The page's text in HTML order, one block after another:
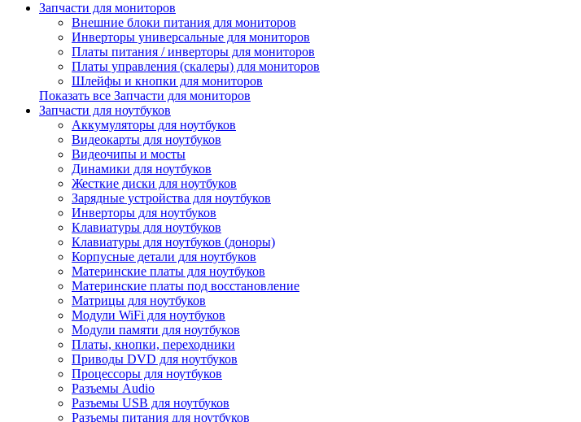
Запчасти для мониторов
Внешние блоки питания для мониторов
Инверторы универсальные для мониторов
Платы питания / инверторы для мониторов
Платы управления (скалеры) для мониторов
Шлейфы и кнопки для мониторов
Показать все Запчасти для мониторов
Запчасти для ноутбуков
Аккумуляторы для ноутбуков
Видеокарты для ноутбуков
Видеочипы и мосты
Динамики для ноутбуков
Жесткие диски для ноутбуков
Зарядные устройства для ноутбуков
Инверторы для ноутбуков
Клавиатуры для ноутбуков
Клавиатуры для ноутбуков (доноры)
Корпусные детали для ноутбуков
Материнские платы для ноутбуков
Материнские платы под восстановление
Матрицы для ноутбуков
Модули WiFi для ноутбуков
Модули памяти для ноутбуков
Платы, кнопки, переходники
Приводы DVD для ноутбуков
Процессоры для ноутбуков
Разъемы Audio
Разъемы USB для ноутбуков
Разъемы питания для ноутбуков